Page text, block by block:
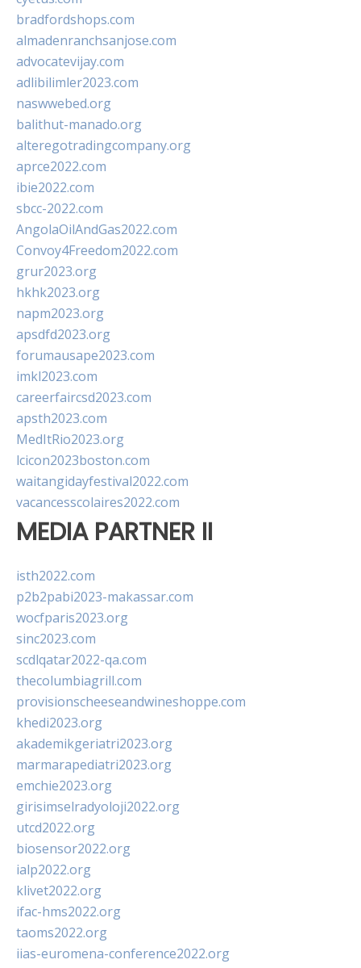
bradfordshops.com
almadenranchsanjose.com
advocatevijay.com
adlibilimler2023.com
naswwebed.org
balithut-manado.org
alteregotradingcompany.org
aprce2022.com
ibie2022.com
sbcc-2022.com
AngolaOilAndGas2022.com
Convoy4Freedom2022.com
grur2023.org
hkhk2023.org
napm2023.org
apsdfd2023.org
forumausape2023.com
imkl2023.com
careerfaircsd2023.com
apsth2023.com
MedItRio2023.org
lcicon2023boston.com
waitangidayfestival2022.com
vacancesscolaires2022.com
MEDIA PARTNER II
isth2022.com
p2b2pabi2023-makassar.com
wocfparis2023.org
sinc2023.com
scdlqatar2022-qa.com
thecolumbiagrill.com
provisionscheeseandwineshoppe.com
khedi2023.org
akademikgeriatri2023.org
marmarapediatri2023.org
emchie2023.org
girisimselradyoloji2022.org
utcd2022.org
biosensor2022.org
ialp2022.org
klivet2022.org
ifac-hms2022.org
taoms2022.org
iias-euromena-conference2022.org